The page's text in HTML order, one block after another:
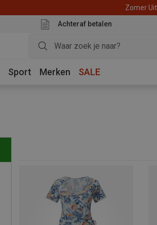
Zomer
Achteraf betalen
Sport Merken SALE